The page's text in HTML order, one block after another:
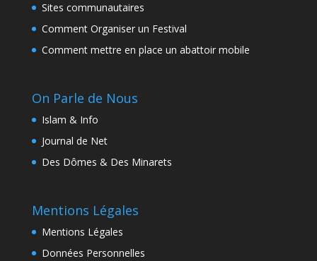
Sites communautaires
Comment Organiser un Festival
Comment mettre en place un abattoir mobile
On Parle de Nous
Islam & Info
Journal de Net
Des Dômes & Des Minarets
Mentions Légales
Mentions Légales
Données Personnelles